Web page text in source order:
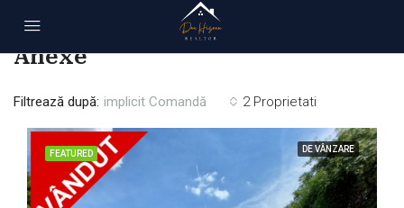
Acasă
Anexe
2 Proprietati
Filtrează după: implicit Comandă
FEATURED DE VÂNZARE